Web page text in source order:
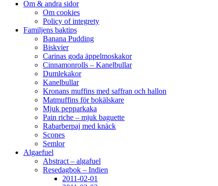
Om & andra sidor
Om cookies
Policy of integrety
Familjens baktips
Banana Pudding
Biskvier
Carinas goda äppelmoskakor
Cinnamonrolls – Kanelbullar
Dumlekakor
Kanelbullar
Kronans muffins med saffran och hallon
Matmuffins för bokälskare
Mjuk pepparkaka
Pain riche – mjuk baguette
Rabarberpaj med knäck
Scones
Semlor
Algaefuel
Abstract – algafuel
Resedagbok – Indien
2011-02-01